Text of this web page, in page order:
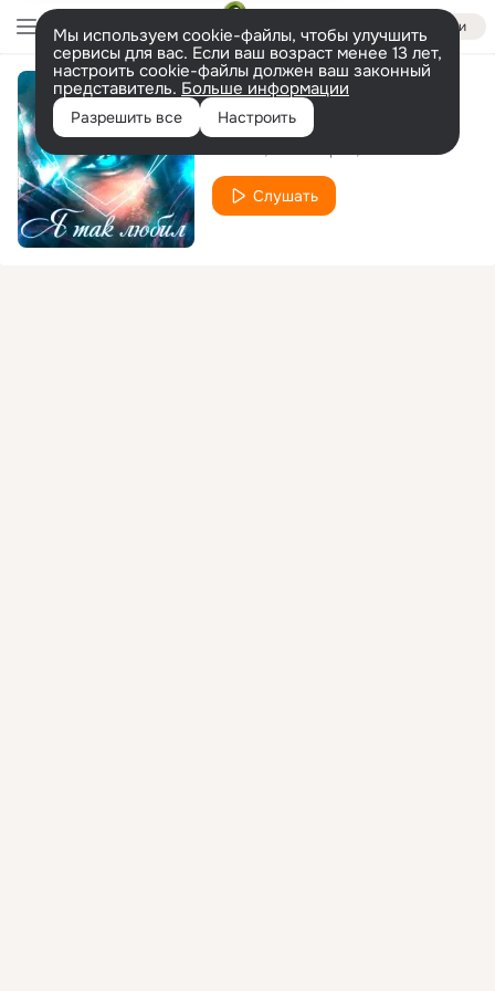
Войти
Мы используем cookie-файлы, чтобы улучшить
сервисы для вас. Если ваш возраст менее 13 лет,
настроить cookie-файлы должен ваш законный
представитель. Больше информации
Разрешить все Настроить
Я так любил
Слушать